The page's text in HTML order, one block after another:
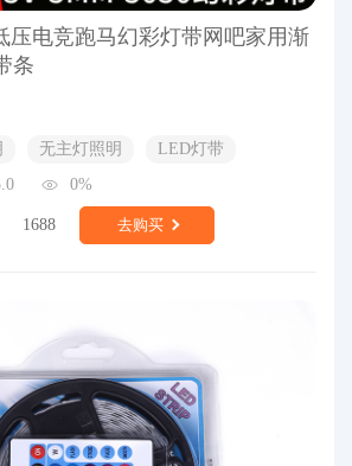
压电竞跑马幻彩灯带网吧家用渐
条
无主灯照明
LED灯带
0%
1688 去购买